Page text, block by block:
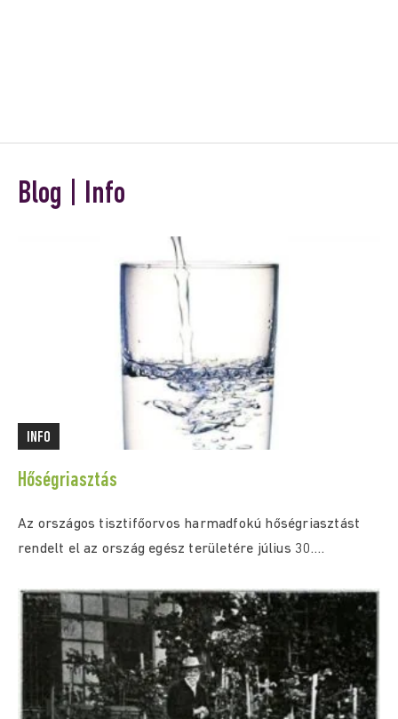
Blog | Info
INFO
Hőségriasztás
Az országos tisztifőorvos harmadfokú hőségriasztást
rendelt el az ország egész területére július 30.